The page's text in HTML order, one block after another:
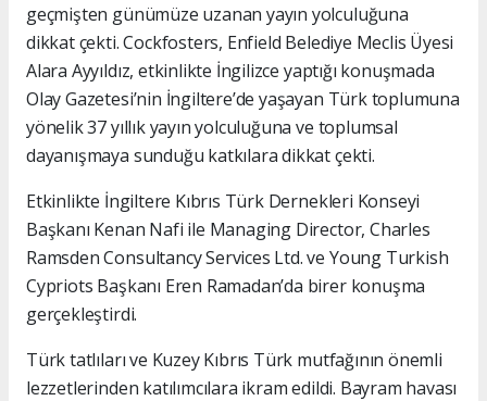
geçmişten günümüze uzanan yayın yolculuğuna
dikkat çekti. Cockfosters, Enfield Belediye Meclis Üyesi
Alara Ayyıldız, etkinlikte İngilizce yaptığı konuşmada
Olay Gazetesi’nin İngiltere’de yaşayan Türk toplumuna
yönelik 37 yıllık yayın yolculuğuna ve toplumsal
dayanışmaya sunduğu katkılara dikkat çekti.
Etkinlikte İngiltere Kıbrıs Türk Dernekleri Konseyi
Başkanı Kenan Nafi ile Managing Director, Charles
Ramsden Consultancy Services Ltd. ve Young Turkish
Cypriots Başkanı Eren Ramadan’da birer konuşma
gerçekleştirdi.
Türk tatlıları ve Kuzey Kıbrıs Türk mutfağının önemli
lezzetlerinden katılımcılara ikram edildi. Bayram havası